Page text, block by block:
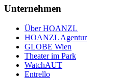
Unternehmen
Über HOANZL
HOANZL Agentur
GLOBE Wien
Theater im Park
WatchAUT
Entrello